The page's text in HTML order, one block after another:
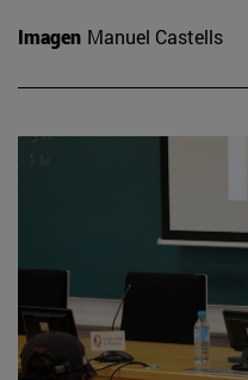
Imagen Manuel Castells